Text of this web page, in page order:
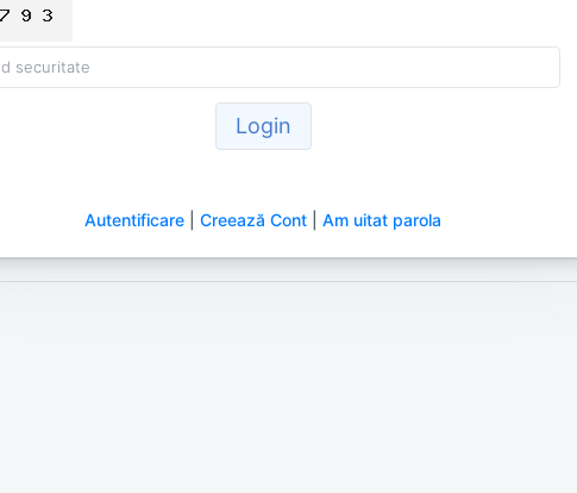
Login
Autentificare Creează Cont Am uitat parola